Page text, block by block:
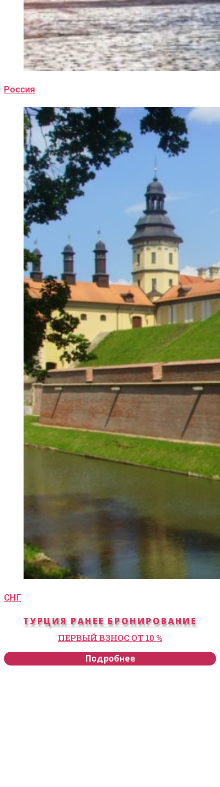
Россия
СНГ
ТУРЦИЯ РАНЕЕ БРОНИРОВАНИЕ
ПЕРВЫЙ ВЗНОС ОТ 10 %
Подробнее